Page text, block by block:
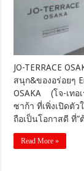
ซาก้
ส
งอ
ร่อย
ครับ
นัก
ท่อง
เที่
JO-TERRACE
สนุก&ของอร่อยๆ
OSAKA (โจ-เทอ
ซาก้า ที่เพิ่งเปิดตั
ถือเป็นโอกาสดี ที่”
Read More »